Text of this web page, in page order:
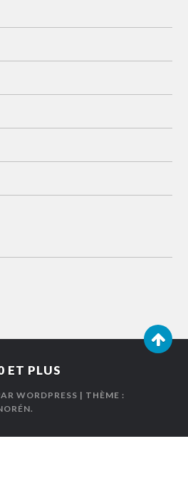
ET PLUS
WORDPRESS | THÈME :
.